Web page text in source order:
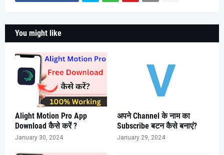
You might like
Alight Motion Pro App
Download कैसे करें ?
January 30, 2024
अपने Channel के नाम का
Subscribe बटन कैसे बनाएं?
January 29, 2024